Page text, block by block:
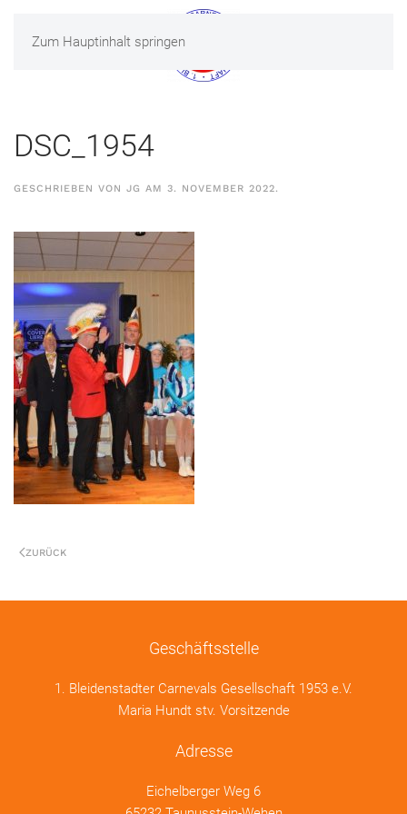
Zum Hauptinhalt springen
MENÜ
DSC_1954
GESCHRIEBEN VON JG AM 3. NOVEMBER 2022.
ZURÜCK
Geschäftsstelle
1. Bleidenstadter Carnevals Gesellschaft 1953 e.V.
Maria Hundt stv. Vorsitzende
Adresse
Eichelberger Weg 6